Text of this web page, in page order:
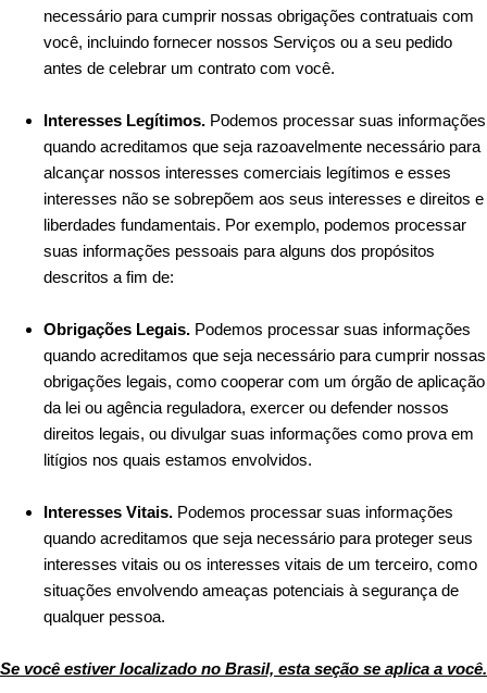
necessário para cumprir nossas obrigações contratuais com
você, incluindo fornecer nossos Serviços ou a seu pedido
antes de celebrar um contrato com você.
Interesses Legítimos. Podemos processar suas informações
quando acreditamos que seja razoavelmente necessário para
alcançar nossos interesses comerciais legítimos e esses
interesses não se sobrepõem aos seus interesses e direitos e
liberdades fundamentais. Por exemplo, podemos processar
suas informações pessoais para alguns dos propósitos
descritos a fim de:
Obrigações Legais. Podemos processar suas informações
quando acreditamos que seja necessário para cumprir nossas
obrigações legais, como cooperar com um órgão de aplicação
da lei ou agência reguladora, exercer ou defender nossos
direitos legais, ou divulgar suas informações como prova em
litígios nos quais estamos envolvidos.
Interesses Vitais. Podemos processar suas informações
quando acreditamos que seja necessário para proteger seus
interesses vitais ou os interesses vitais de um terceiro, como
situações envolvendo ameaças potenciais à segurança de
qualquer pessoa.
Se você estiver localizado no Brasil, esta seção se aplica a você.